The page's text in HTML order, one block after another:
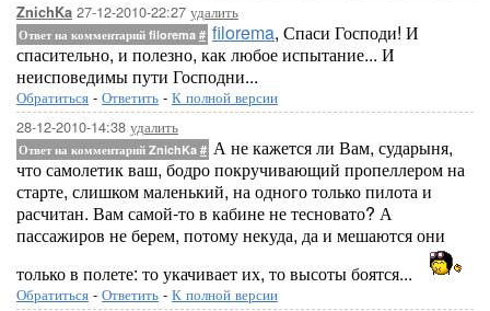
ZnichKa 27-12-2010-22:27 удалить
Ответ на комментарий filorema # filorema, Спаси Господи! И
спасительно, и полезно, как любое испытание... И
неисповедимы пути Господни...
Обратиться - Ответить - К полной версии
28-12-2010-14:38 удалить
Ответ на комментарий ZnichKa # А не кажется ли Вам, сударыня,
что самолетик ваш, бодро покручивающий пропеллером на
старте, слишком маленький, на одного только пилота и
расчитан. Вам самой-то в кабине не тесновато? А
пассажиров не берем, потому некуда, да и мешаются они
только в полете: то укачивает их, то высоты боятся...
Обратиться - Ответить - К полной версии